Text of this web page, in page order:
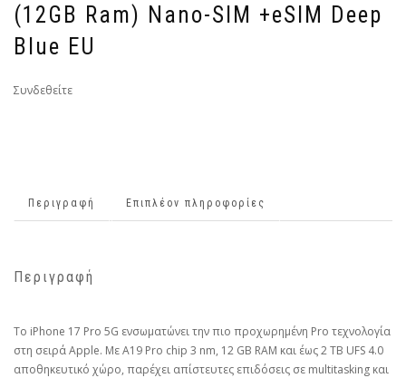
(12GB Ram) Nano-SIM +eSIM Deep
Blue EU
Συνδεθείτε
Περιγραφή Επιπλέον πληροφορίες
Περιγραφή
Το iPhone 17 Pro 5G ενσωματώνει την πιο προχωρημένη Pro τεχνολογία
στη σειρά Apple. Με A19 Pro chip 3 nm, 12 GB RAM και έως 2 TB UFS 4.0
αποθηκευτικό χώρο, παρέχει απίστευτες επιδόσεις σε multitasking και